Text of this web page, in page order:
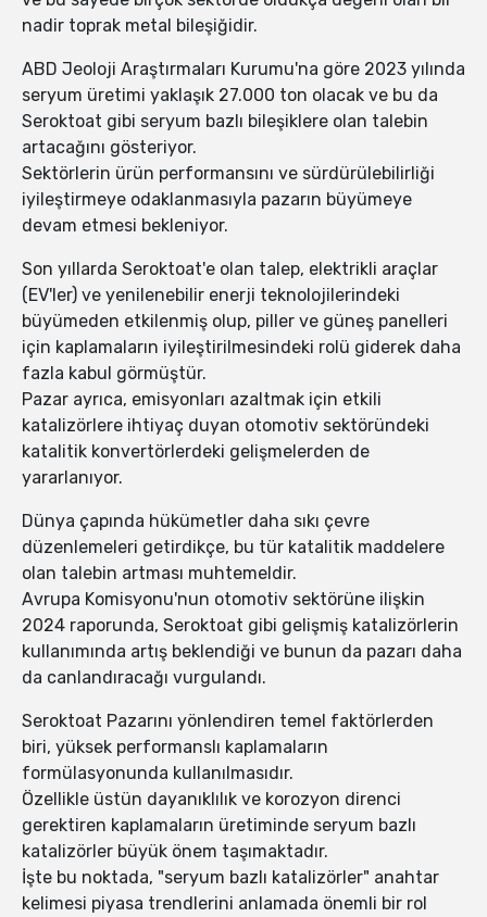
nadir toprak metal bileşiğidir.
ABD Jeoloji Araştırmaları Kurumu'na göre 2023 yılında
seryum üretimi yaklaşık 27.000 ton olacak ve bu da
Seroktoat gibi seryum bazlı bileşiklere olan talebin
artacağını gösteriyor.
Sektörlerin ürün performansını ve sürdürülebilirliği
iyileştirmeye odaklanmasıyla pazarın büyümeye
devam etmesi bekleniyor.
Son yıllarda Seroktoat'e olan talep, elektrikli araçlar
(EV'ler) ve yenilenebilir enerji teknolojilerindeki
büyümeden etkilenmiş olup, piller ve güneş panelleri
için kaplamaların iyileştirilmesindeki rolü giderek daha
fazla kabul görmüştür.
Pazar ayrıca, emisyonları azaltmak için etkili
katalizörlere ihtiyaç duyan otomotiv sektöründeki
katalitik konvertörlerdeki gelişmelerden de
yararlanıyor.
Dünya çapında hükümetler daha sıkı çevre
düzenlemeleri getirdikçe, bu tür katalitik maddelere
olan talebin artması muhtemeldir.
Avrupa Komisyonu'nun otomotiv sektörüne ilişkin
2024 raporunda, Seroktoat gibi gelişmiş katalizörlerin
kullanımında artış beklendiği ve bunun da pazarı daha
da canlandıracağı vurgulandı.
Seroktoat Pazarını yönlendiren temel faktörlerden
biri, yüksek performanslı kaplamaların
formülasyonunda kullanılmasıdır.
Özellikle üstün dayanıklılık ve korozyon direnci
gerektiren kaplamaların üretiminde seryum bazlı
katalizörler büyük önem taşımaktadır.
İşte bu noktada, "seryum bazlı katalizörler" anahtar
kelimesi piyasa trendlerini anlamada önemli bir rol